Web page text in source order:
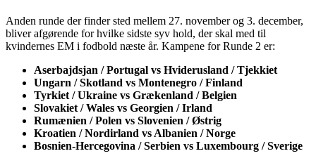
Anden runde der finder sted mellem 27. november og 3. december,
bliver afgørende for hvilke sidste syv hold, der skal med til
kvindernes EM i fodbold næste år. Kampene for Runde 2 er:
Aserbajdsjan / Portugal vs Hviderusland / Tjekkiet
Ungarn / Skotland vs Montenegro / Finland
Tyrkiet / Ukraine vs Grækenland / Belgien
Slovakiet / Wales vs Georgien / Irland
Rumænien / Polen vs Slovenien / Østrig
Kroatien / Nordirland vs Albanien / Norge
Bosnien-Hercegovina / Serbien vs Luxembourg / Sverige